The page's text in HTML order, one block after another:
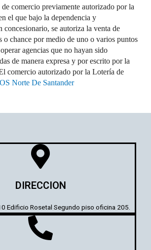
comercio previamente autorizado por la
el que bajo la dependencia y
concesionario, se autoriza la venta de
o chance por medio de uno o varios puntos
agencias que no hayan sido
de manera expresa y por escrito por la
comercio autorizado por la Lotería de
Norte De Santander
DIRECCION
Edificio Rosetal Segundo piso oficina 205.